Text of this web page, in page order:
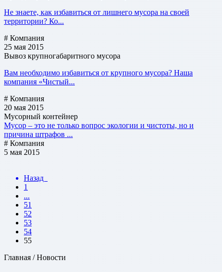
Не знаете, как избавиться от лишнего мусора на своей
территории? Ко...
# Компания
25 мая 2015
Вывоз крупногабаритного мусора
Вам необходимо избавиться от крупного мусора? Наша
компания «Чистый...
# Компания
20 мая 2015
Мусорный контейнер
Мусор – это не только вопрос экологии и чистоты, но и
причина штрафов ...
# Компания
5 мая 2015
Назад
1
...
51
52
53
54
55
Главная / Новости